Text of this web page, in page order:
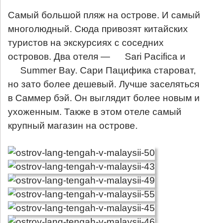
Самый большой пляж на острове. И самый
многолюдный. Сюда привозят китайских
туристов на экскурсиях с соседних
островов. Два отеля —
Sari Pacifica и
Summer Bay. Сари Пацифика староват,
но зато более дешевый. Лучше заселяться
в Саммер бэй. Он выглядит более новым и
ухоженным. Также в этом отеле самый
крупный магазин на острове.